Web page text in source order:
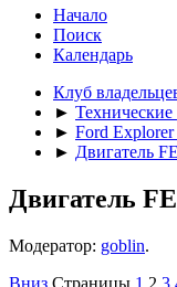
Начало
Поиск
Календарь
Клуб
►
► Ford
► Двигатель
Двигатель
Модератор: goblin.
Вниз Страницы 1 2 3